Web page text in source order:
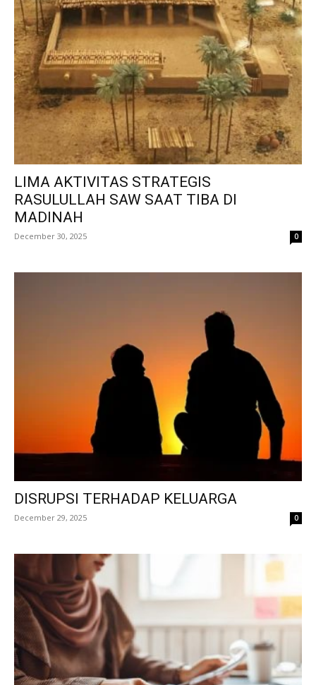
LIMA AKTIVITAS STRATEGIS
RASULULLAH SAW SAAT TIBA DI
MADINAH
December 30, 2025 0
DISRUPSI TERHADAP KELUARGA
December 29, 2025 0